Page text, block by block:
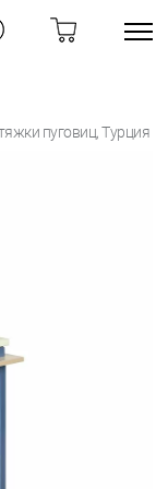
пуговиц, Турция